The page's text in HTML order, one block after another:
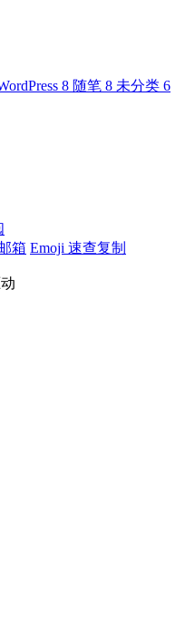
8 随笔 8 未分类 6
箱 Emoji 速查复制